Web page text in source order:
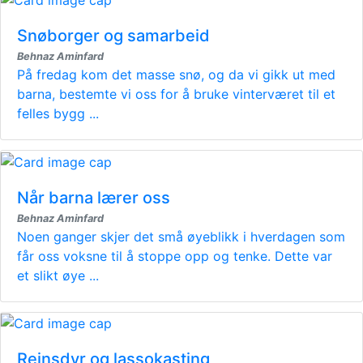
Snøborger og samarbeid
Behnaz Aminfard
På fredag kom det masse snø, og da vi gikk ut med
barna, bestemte vi oss for å bruke vinterværet til et
felles bygg ...
Når barna lærer oss
Behnaz Aminfard
Noen ganger skjer det små øyeblikk i hverdagen som
får oss voksne til å stoppe opp og tenke. Dette var
et slikt øye ...
Reinsdyr og lassokasting